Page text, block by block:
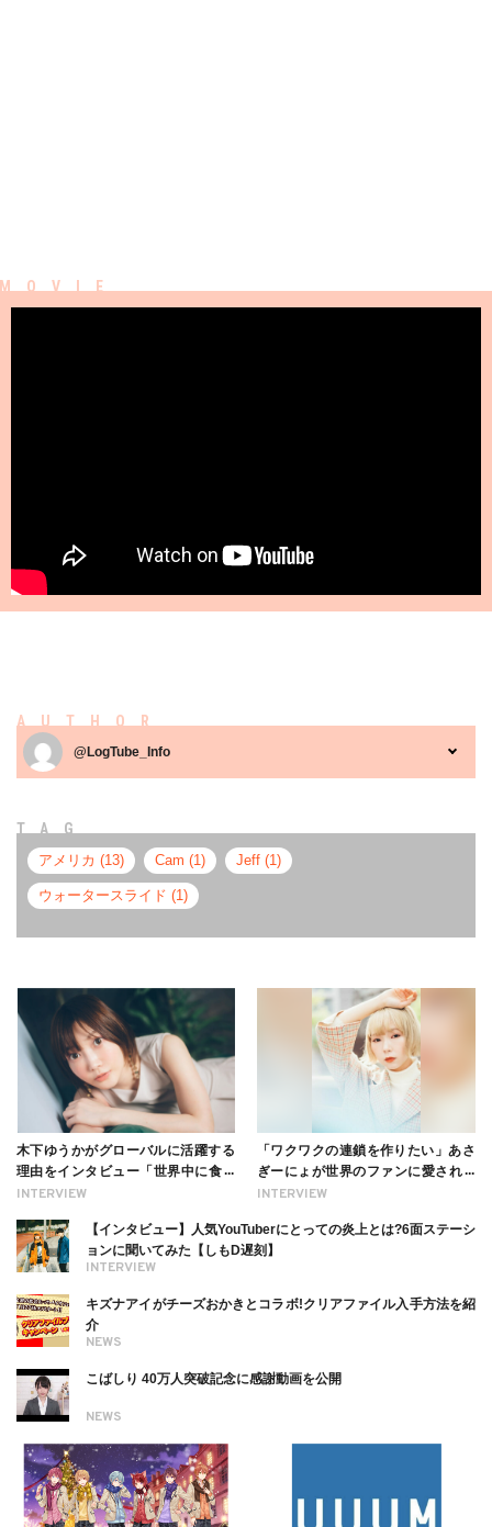
AUTHOR
@LogTube_Info
TAG
アメリカ (13) Cam (1) Jeff (1)
ウォータースライド (1)
INTERVIEW
木下ゆうかがグローバルに活躍する
理由をインタビュー「世界中に食べ
る幸せを伝えたい」新事務所加入に
INTERVIEW
「ワクワクの連鎖を作りたい」あさ
ぎーにょが世界のファンに愛される
理由【インタビュー】
INTERVIEW
【インタビュー】人気YouTuberにとっての炎上とは?6面ステーシ
ョンに聞いてみた【しもD遅刻】
NEWS
キズナアイがチーズおかきとコラボ!クリアファイル入手方法を紹
介
NEWS
こばしり 40万人突破記念に感謝動画を公開